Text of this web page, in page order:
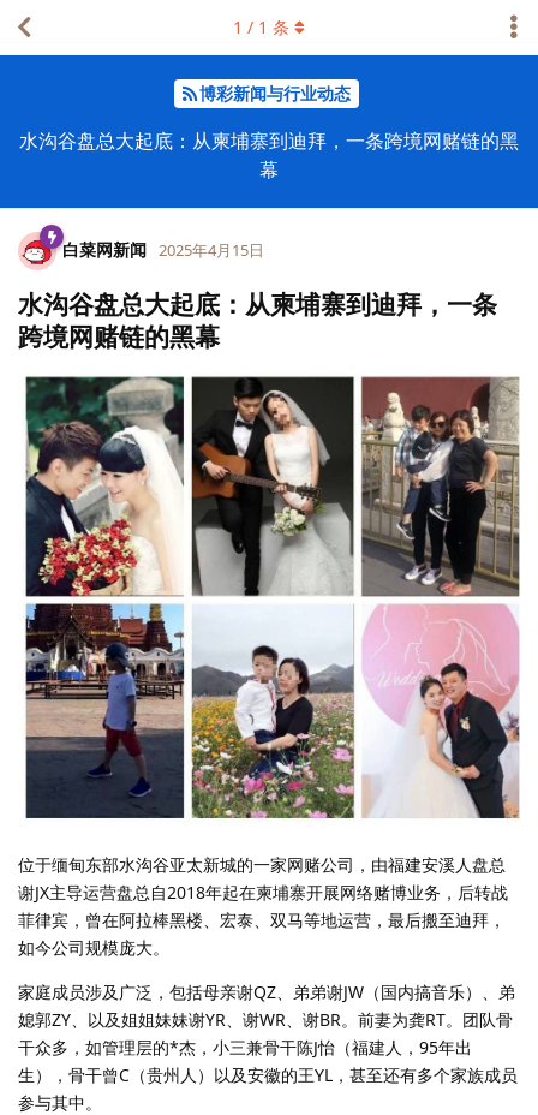
博彩新闻与行业动态
水沟谷盘总大起底：从柬埔寨到迪拜，一条跨境网赌链的黑
幕
1 / 1 条
白菜网新闻 2025年4月15日
水沟谷盘总大起底：从柬埔寨到迪拜，一条
跨境网赌链的黑幕
位于缅甸东部水沟谷亚太新城的一家网赌公司，由福建安溪人盘总
谢JX主导运营盘总自2018年起在柬埔寨开展网络赌博业务，后转战
菲律宾，曾在阿拉棒黑楼、宏泰、双马等地运营，最后搬至迪拜，
如今公司规模庞大。
家庭成员涉及广泛，包括母亲谢QZ、弟弟谢JW（国内搞音乐）、弟
媳郭ZY、以及姐姐妹妹谢YR、谢WR、谢BR。前妻为龚RT。团队骨
干众多，如管理层的*杰，小三兼骨干陈J怡（福建人，95年出
生），骨干曾C（贵州人）以及安徽的王YL，甚至还有多个家族成员
参与其中。